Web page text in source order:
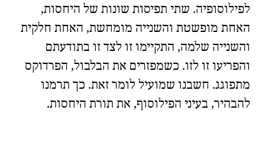
לפילוסופיה. שתי תפיסות שונות של היחסות,
האחת מופשטת והשנייה מומחשת, האחת חלקית
והשנייה שלמה, התקיימו זו לצד זו בתודעתם
והפריעו זו לזו. כשמפזרים את הבלבול, הפרדוקס
מתפוגג. חשבנו שמועיל לומר זאת. כך תרמנו
להבהיר, בעיני הפילוסוף, את תורת היחסות.